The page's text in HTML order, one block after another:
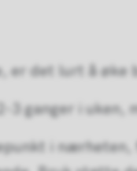
er det lurt å øke
ganger i uken,
i nærheten,